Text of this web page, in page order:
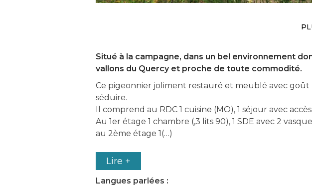
Situé à la campagne, dans un bel environnement
vallons du Quercy et proche de toute commodité.
Ce pigeonnier joliment restauré et meublé avec
séduire.
Il comprend au RDC 1 cuisine (MO), 1 séjour avec
Au 1er étage 1 chambre (,3 lits 90), 1 SDE avec 2
au 2ème étage 1(…)
Lire +
Langues parlées :